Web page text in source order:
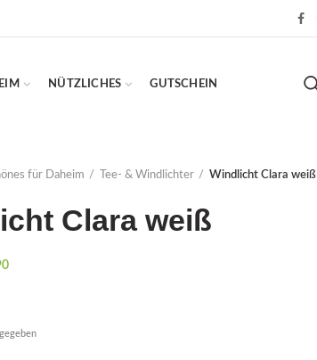
NÜTZLICHES GUTSCHEIN
für Daheim Tee- & Windlichter Windlicht Clara weiß
Clara weiß